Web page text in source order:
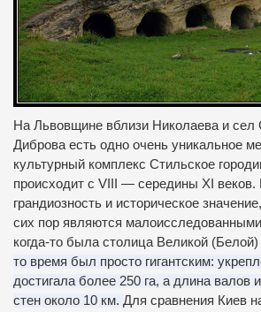
На Львовщине вблизи Николаева и сел
Диброва есть одно очень уникальное
культурный комплекс Стильское
происходит с VIII — середины XI веков.
грандиозность и историческое
сих пор являются
когда-то была столица Великой (Белой)
то время был просто гигантским:
достигала более 250 га, а длина валов
стен около 10 км. Для сравнения Киев